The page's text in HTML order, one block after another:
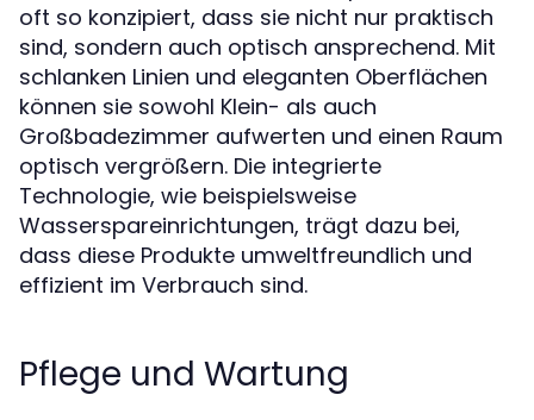
oft so konzipiert, dass sie nicht nur praktisch
sind, sondern auch optisch ansprechend. Mit
schlanken Linien und eleganten Oberflächen
können sie sowohl Klein- als auch
Großbadezimmer aufwerten und einen Raum
optisch vergrößern. Die integrierte
Technologie, wie beispielsweise
Wasserspareinrichtungen, trägt dazu bei,
dass diese Produkte umweltfreundlich und
effizient im Verbrauch sind.
Pflege und Wartung